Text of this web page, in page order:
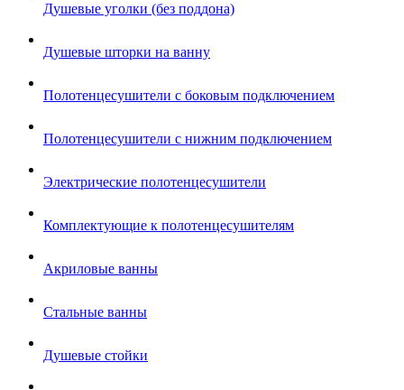
Душевые уголки (без поддона)
Душевые шторки на ванну
Полотенцесушители с боковым подключением
Полотенцесушители с нижним подключением
Электрические полотенцесушители
Комплектующие к полотенцесушителям
Акриловые ванны
Стальные ванны
Душевые стойки